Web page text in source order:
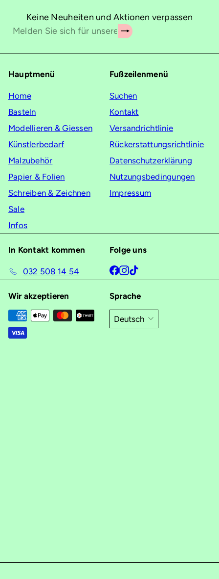
Keine Neuheiten und Aktionen verpassen
Abonnieren
Melden
sich
unsere
an
Hauptmenü
Home
Basteln
Modellieren & Giessen
Künstlerbedarf
Malzubehör
Papier & Folien
Schreiben & Zeichnen
Sale
Infos
Fußzeilenmenü
Suchen
Kontakt
Versandrichtlinie
Rückerstattungsrichtlinie
Datenschutzerklärung
Nutzungsbedingungen
Impressum
In Kontakt kommen
032 508 14 54
Folge uns
Facebook
Instagram
Wir akzeptieren Sprache
Deutsch